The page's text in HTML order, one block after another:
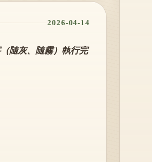
2026-04-14
隨灰、隨霧）執行完